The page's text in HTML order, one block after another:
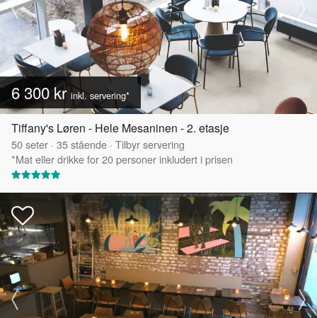
6 300 krinkl. servering*
Tiffany's Løren - Hele Mesaninen - 2. etasje
50seter · 35stående · Tilbyr servering
*Mat eller drikke for 20 personer inkludert i prisen